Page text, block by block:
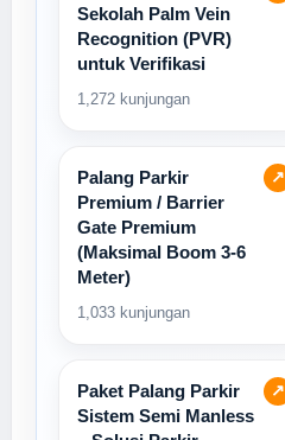
Sekolah Palm Vein
Recognition (PVR)
untuk Verifikasi
1,272 kunjungan
↗
Palang Parkir
Premium / Barrier
Gate Premium
(Maksimal Boom 3-6
Meter)
1,033 kunjungan
↗
Paket Palang Parkir
Sistem Semi Manless